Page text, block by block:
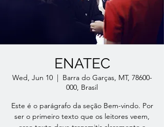
ENATEC
Wed, Jun 10
  |
Barra do Garças, MT, 78600-
000, Brasil
Este é o parágrafo da seção Bem-vindo. Por
ser o primeiro texto que os leitores veem,